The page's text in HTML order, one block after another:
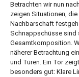
Betrachten wir nun
zeigen Situationen,
Nachbarschaft
Schnappschüsse sind
Gesamtkomposition.
näherer Betrachtung
und Türen. Ein Tor
besonders gut: Klare